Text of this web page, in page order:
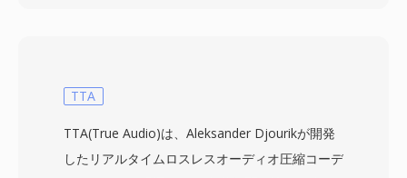
は変換ステージや複雑なビットストリーム解析を
フェースまたは集中管理設定サーバーを通じてプ
ロビジョニングされ、IT管理者がブランド音声を
TTA
TTA(True Audio)は、Aleksander Djourikが開発
したリアルタイムロスレスオーディオ圧縮コーデ